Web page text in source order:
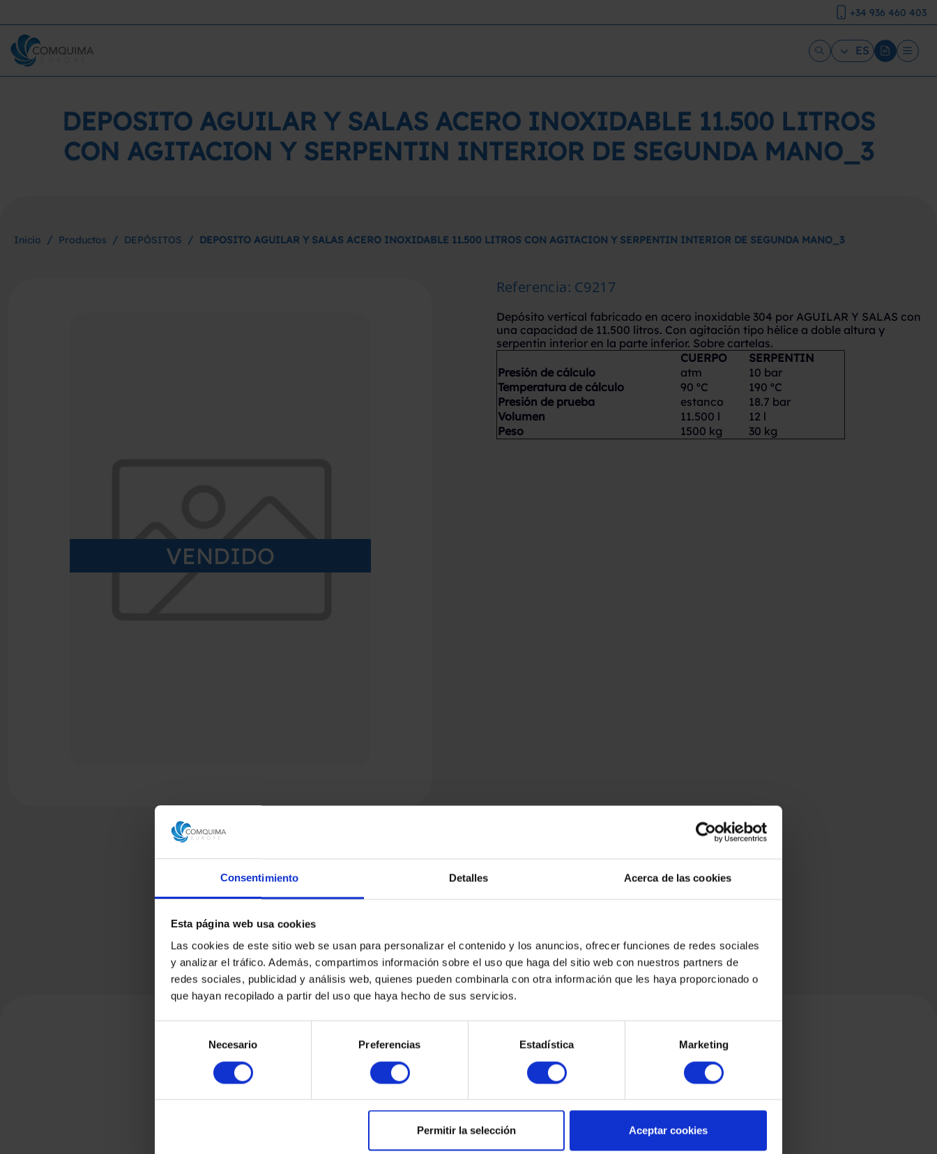
Consentimiento Detalles Acerca de las cookies
Esta página web usa cookies
Las cookies de este sitio web se usan para personalizar el contenido y los anuncios, ofrecer funciones de redes sociales
y analizar el tráfico. Además, compartimos información sobre el uso que haga del sitio web con nuestros partners de
redes sociales, publicidad y análisis web, quienes pueden combinarla con otra información que les haya proporcionado o
que hayan recopilado a partir del uso que haya hecho de sus servicios.
consentimiento
Necesario Preferencias Estadística Marketing
Permitir la selección Aceptar cookies
+34 936 460 403
ES
DEPOSITO AGUILAR Y SALAS ACERO INOXIDABLE 11.500 LITROS
CON AGITACION Y SERPENTIN INTERIOR DE SEGUNDA MANO_3
Inicio / Productos / DEPÓSITOS / DEPOSITO AGUILAR Y SALAS ACERO INOXIDABLE 11.500 LITROS CON AGITACION Y SERPENTIN INTERIOR DE SEGUNDA MANO_3
VENDIDO
Referencia: C9217
Depósito vertical fabricado en acero inoxidable 304 por AGUILAR Y SALAS con
una capacidad de 11.500 litros. Con agitación tipo hélice a doble altura y
serpentin interior en la parte inferior. Sobre cartelas.
CUERPO
SERPENTIN
Presión de cálculo
atm
10 bar
Temperatura de cálculo
90 ºC
190 ºC
Presión de prueba
estanco
18.7 bar
Volumen
11.500 l
12 l
Peso
1500 kg 30 kg
Productos Relacionados